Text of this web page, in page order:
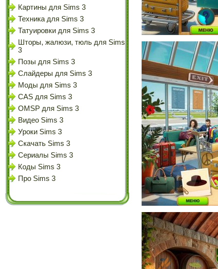
Картины для Sims 3
Техника для Sims 3
Татуировки для Sims 3
Шторы, жалюзи, тюль для Sims
3
Позы для Sims 3
Слайдеры для Sims 3
Моды для Sims 3
CAS для Sims 3
OMSP для Sims 3
Видео Sims 3
Уроки Sims 3
Скачать Sims 3
Сериалы Sims 3
Коды Sims 3
Про Sims 3